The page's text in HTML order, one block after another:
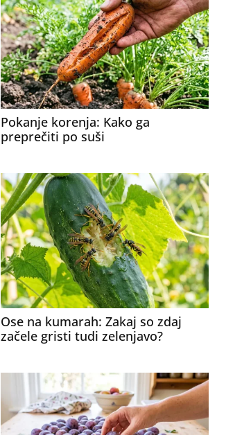
Pokanje korenja: Kako ga
preprečiti po suši
Ose na kumarah: Zakaj so zdaj
začele gristi tudi zelenjavo?